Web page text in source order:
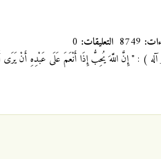
التعليقات:
آله ) : " إِنَّ اللَّهَ يُحِبُّ إِذَا أَنْعَمَ عَلَى عَبْدِهِ أَنْ